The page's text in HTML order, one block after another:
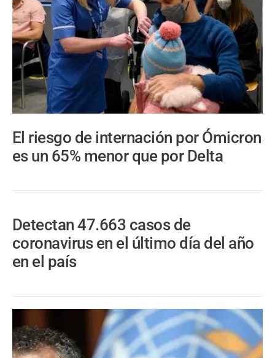
El riesgo de internación por Ómicron
es un 65% menor que por Delta
Detectan 47.663 casos de
coronavirus en el último día del año
en el país